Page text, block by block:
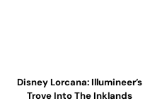
Disney Lorcana: Illumineer’s
Trove Into The Inklands